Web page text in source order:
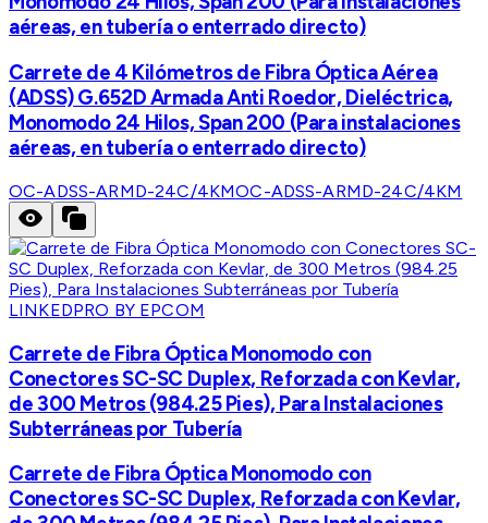
aéreas, en tubería o enterrado directo)
Carrete de 4 Kilómetros de Fibra Óptica Aérea
(ADSS) G.652D Armada Anti Roedor, Dieléctrica,
Monomodo 24 Hilos, Span 200 (Para instalaciones
aéreas, en tubería o enterrado directo)
OC-ADSS-ARMD-24C/4KMOC-ADSS-ARMD-24C/4KM
LINKEDPRO BY EPCOM
Carrete de Fibra Óptica Monomodo con
Conectores SC-SC Duplex, Reforzada con Kevlar,
de 300 Metros (984.25 Pies), Para Instalaciones
Subterráneas por Tubería
Carrete de Fibra Óptica Monomodo con
Conectores SC-SC Duplex, Reforzada con Kevlar,